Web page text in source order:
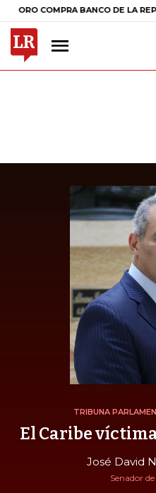
COMPRA BANCO DE LA
TRIBUNA
El Caribe
José David
Senador